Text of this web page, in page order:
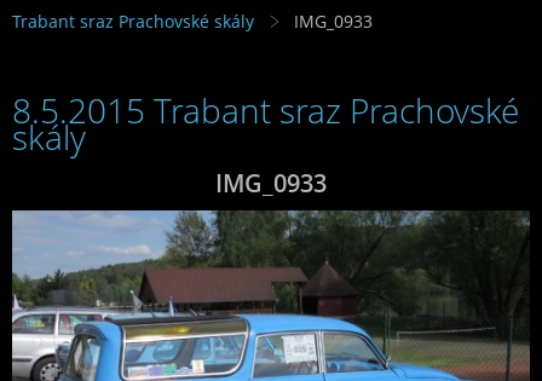
Trabant sraz Prachovské skály
IMG_0933
8.5.2015 Trabant sraz Prachovské
skály
IMG_0933